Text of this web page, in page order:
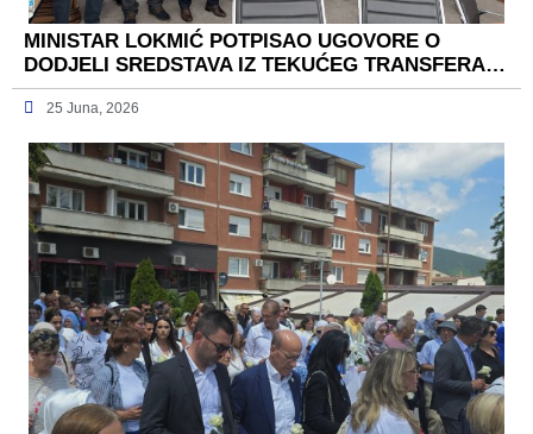
MINISTAR LOKMIĆ POTPISAO UGOVORE O
DODJELI SREDSTAVA IZ TEKUĆEG TRANSFERA…
25 Juna, 2026